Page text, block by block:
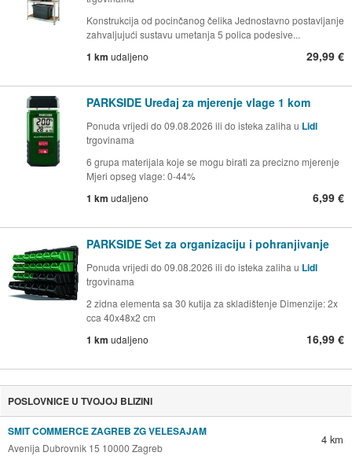
Konstrukcija od pocinčanog čelika Jednostavno postavljanje
zahvaljujući sustavu umetanja 5 polica podesive...
1 km udaljeno 29,99 €
PARKSIDE Uređaj za mjerenje vlage 1 kom
Ponuda vrijedi do 09.08.2026 ili do isteka zaliha u Lidl
trgovinama
6 grupa materijala koje se mogu birati za precizno mjerenje
Mjeri opseg vlage: 0-44%
1 km udaljeno 6,99 €
PARKSIDE Set za organizaciju i pohranjivanje
Ponuda vrijedi do 09.08.2026 ili do isteka zaliha u Lidl
trgovinama
2 zidna elementa sa 30 kutija za skladištenje Dimenzije: 2x
cca 40x48x2 cm
1 km udaljeno 16,99 €
POSLOVNICE U TVOJOJ BLIZINI
SMIT COMMERCE ZAGREB ZG VELESAJAM
Avenija Dubrovnik 15 10000 Zagreb
4 km